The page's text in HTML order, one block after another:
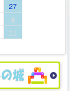
27
4
11